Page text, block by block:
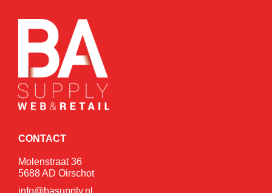
CONTACT
Molenstraat 36
5688 AD Oirschot